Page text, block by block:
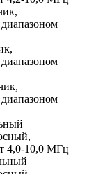
4,0-10,0 МГц